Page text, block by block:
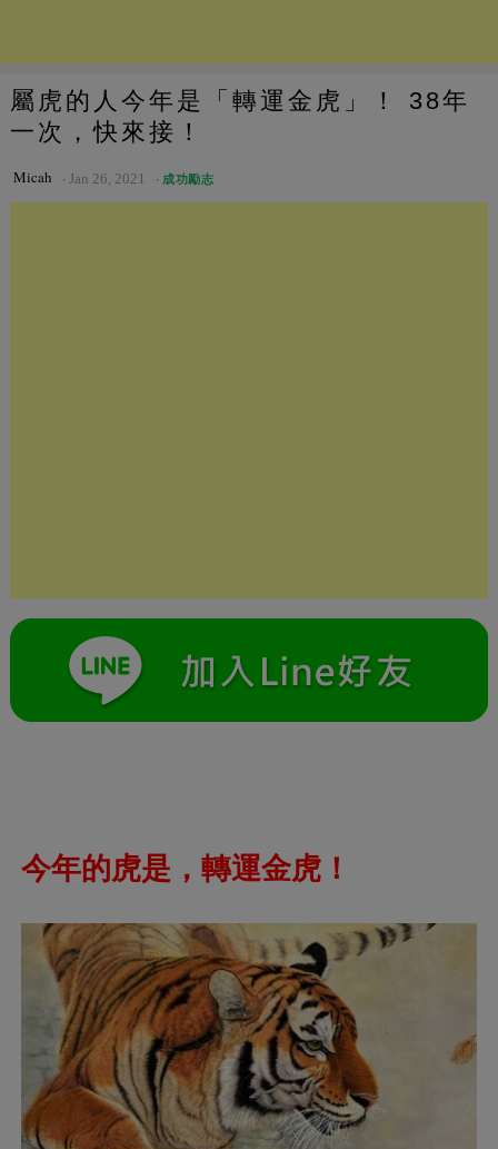
屬虎的人今年是「轉運金虎」！ 38年
一次，快來接！
Micah Jan 26, 2021 成功勵志
今年的虎是，轉運金虎！